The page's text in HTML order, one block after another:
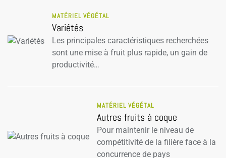
MATÉRIEL VÉGÉTAL
Variétés
Les principales caractéristiques recherchées
sont une mise à fruit plus rapide, un gain de
productivité…
MATÉRIEL VÉGÉTAL
Autres fruits à coque
Pour maintenir le niveau de
compétitivité de la filière face à la
concurrence de pays